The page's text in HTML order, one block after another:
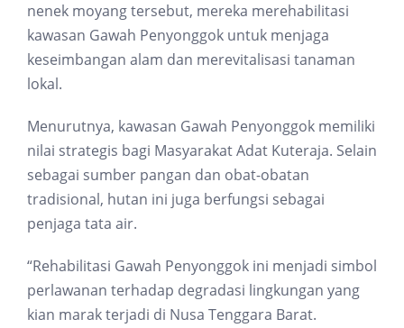
nenek moyang tersebut, mereka merehabilitasi
kawasan Gawah Penyonggok untuk menjaga
keseimbangan alam dan merevitalisasi tanaman
lokal.
Menurutnya, kawasan Gawah Penyonggok memiliki
nilai strategis bagi Masyarakat Adat Kuteraja. Selain
sebagai sumber pangan dan obat-obatan
tradisional, hutan ini juga berfungsi sebagai
penjaga tata air.
“Rehabilitasi Gawah Penyonggok ini menjadi simbol
perlawanan terhadap degradasi lingkungan yang
kian marak terjadi di Nusa Tenggara Barat.